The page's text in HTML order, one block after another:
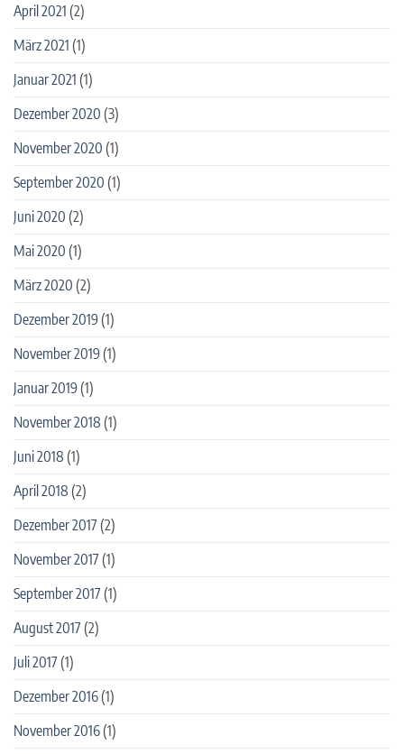
April 2021 (2)
März 2021 (1)
Januar 2021 (1)
Dezember 2020 (3)
November 2020 (1)
September 2020 (1)
Juni 2020 (2)
Mai 2020 (1)
März 2020 (2)
Dezember 2019(1)
November 2019(1)
Januar 2019(1)
November 2018 (1)
Juni 2018 (1)
April 2018 (2)
Dezember 2017(2)
November 2017(1)
September 2017(1)
August 2017(2)
Juli 2017(1)
Dezember 2016(1)
November 2016(1)